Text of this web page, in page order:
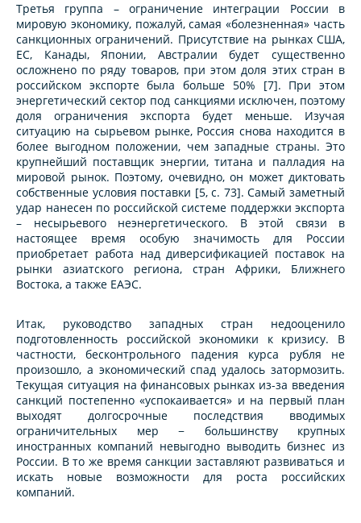
Третья группа – ограничение интеграции России в
мировую экономику, пожалуй, самая «болезненная» часть
санкционных ограничений. Присутствие на рынках США,
ЕС, Канады, Японии, Австралии будет существенно
осложнено по ряду товаров, при этом доля этих стран в
российском экспорте была больше 50% [7]. При этом
энергетический сектор под санкциями исключен, поэтому
доля ограничения экспорта будет меньше. Изучая
ситуацию на сырьевом рынке, Россия снова находится в
более выгодном положении, чем западные страны. Это
крупнейший поставщик энергии, титана и палладия на
мировой рынок. Поэтому, очевидно, он может диктовать
собственные условия поставки [5, с. 73]. Самый заметный
удар нанесен по российской системе поддержки экспорта
– несырьевого неэнергетического. В этой связи в
настоящее время особую значимость для России
приобретает работа над диверсификацией поставок на
рынки азиатского региона, стран Африки, Ближнего
Востока, а также ЕАЭС.
Итак, руководство западных стран недооценило
подготовленность российской экономики к кризису. В
частности, бесконтрольного падения курса рубля не
произошло, а экономический спад удалось затормозить.
Текущая ситуация на финансовых рынках из-за введения
санкций постепенно «успокаивается» и на первый план
выходят долгосрочные последствия вводимых
ограничительных мер − большинству крупных
иностранных компаний невыгодно выводить бизнес из
России. В то же время санкции заставляют развиваться и
искать новые возможности для роста российских
компаний.